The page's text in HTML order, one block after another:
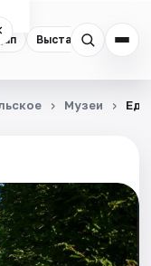
Выставки
Музеи